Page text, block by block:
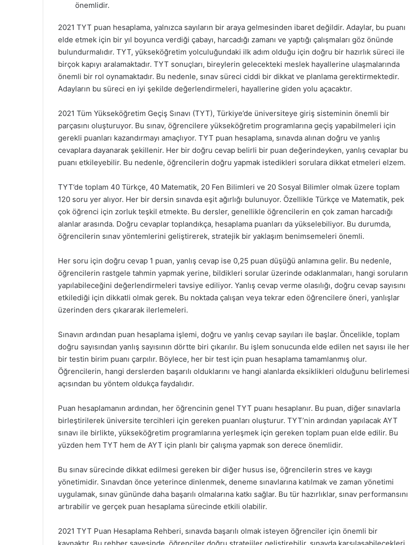
önemlidir.
2021 TYT puan hesaplama, yalnızca sayıların bir araya gelmesinden ibaret değildir. Adaylar, bu puanı
elde etmek için bir yıl boyunca verdiği çabayı, harcadığı zamanı ve yaptığı çalışmaları göz önünde
bulundurmalıdır. TYT, yükseköğretim yolculuğundaki ilk adım olduğu için doğru bir hazırlık süreci ile
birçok kapıyı aralamaktadır. TYT sonuçları, bireylerin gelecekteki meslek hayallerine ulaşmalarında
önemli bir rol oynamaktadır. Bu nedenle, sınav süreci ciddi bir dikkat ve planlama gerektirmektedir.
Adayların bu süreci en iyi şekilde değerlendirmeleri, hayallerine giden yolu açacaktır.
2021 Tüm Yükseköğretim Geçiş Sınavı (TYT), Türkiye’de üniversiteye giriş sisteminin önemli bir
parçasını oluşturuyor. Bu sınav, öğrencilere yükseköğretim programlarına geçiş yapabilmeleri için
gerekli puanları kazandırmayı amaçlıyor. TYT puan hesaplama, sınavda alınan doğru ve yanlış
cevaplara dayanarak şekillenir. Her bir doğru cevap belirli bir puan değerindeyken, yanlış cevaplar bu
puanı etkileyebilir. Bu nedenle, öğrencilerin doğru yapmak istedikleri sorulara dikkat etmeleri elzem.
TYT’de toplam 40 Türkçe, 40 Matematik, 20 Fen Bilimleri ve 20 Sosyal Bilimler olmak üzere toplam
120 soru yer alıyor. Her bir dersin sınavda eşit ağırlığı bulunuyor. Özellikle Türkçe ve Matematik, pek
çok öğrenci için zorluk teşkil etmekte. Bu dersler, genellikle öğrencilerin en çok zaman harcadığı
alanlar arasında. Doğru cevaplar toplandıkça, hesaplama puanları da yükselebiliyor. Bu durumda,
öğrencilerin sınav yöntemlerini geliştirerek, stratejik bir yaklaşım benimsemeleri önemli.
Her soru için doğru cevap 1 puan, yanlış cevap ise 0,25 puan düşüğü anlamına gelir. Bu nedenle,
öğrencilerin rastgele tahmin yapmak yerine, bildikleri sorular üzerinde odaklanmaları, hangi soruların
yapılabileceğini değerlendirmeleri tavsiye ediliyor. Yanlış cevap verme olasılığı, doğru cevap sayısını
etkilediği için dikkatli olmak gerek. Bu noktada çalışan veya tekrar eden öğrencilere öneri, yanlışlar
üzerinden ders çıkararak ilerlemeleri.
Sınavın ardından puan hesaplama işlemi, doğru ve yanlış cevap sayıları ile başlar. Öncelikle, toplam
doğru sayısından yanlış sayısının dörtte biri çıkarılır. Bu işlem sonucunda elde edilen net sayısı ile her
bir testin birim puanı çarpılır. Böylece, her bir test için puan hesaplama tamamlanmış olur.
Öğrencilerin, hangi derslerden başarılı olduklarını ve hangi alanlarda eksiklikleri olduğunu belirlemesi
açısından bu yöntem oldukça faydalıdır.
Puan hesaplamanın ardından, her öğrencinin genel TYT puanı hesaplanır. Bu puan, diğer sınavlarla
birleştirilerek üniversite tercihleri için gereken puanları oluşturur. TYT’nin ardından yapılacak AYT
sınavı ile birlikte, yükseköğretim programlarına yerleşmek için gereken toplam puan elde edilir. Bu
yüzden hem TYT hem de AYT için planlı bir çalışma yapmak son derece önemlidir.
Bu sınav sürecinde dikkat edilmesi gereken bir diğer husus ise, öğrencilerin stres ve kaygı
yönetimidir. Sınavdan önce yeterince dinlenmek, deneme sınavlarına katılmak ve zaman yönetimi
uygulamak, sınav gününde daha başarılı olmalarına katkı sağlar. Bu tür hazırlıklar, sınav performansını
artırabilir ve gerçek puan hesaplama sürecinde etkili olabilir.
2021 TYT Puan Hesaplama Rehberi, sınavda başarılı olmak isteyen öğrenciler için önemli bir